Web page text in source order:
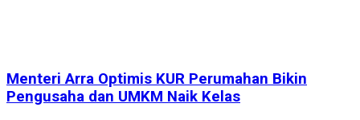
Menteri Arra Optimis KUR Perumahan Bikin
Pengusaha dan UMKM Naik Kelas